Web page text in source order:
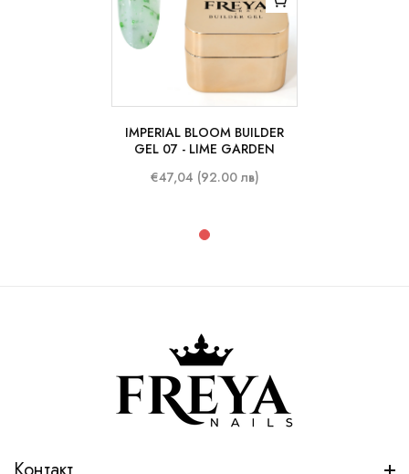
50 ml
IMPERIAL BLOOM BUILDER
GEL 07 - LIME GARDEN
€47,04 (92.00 лв)